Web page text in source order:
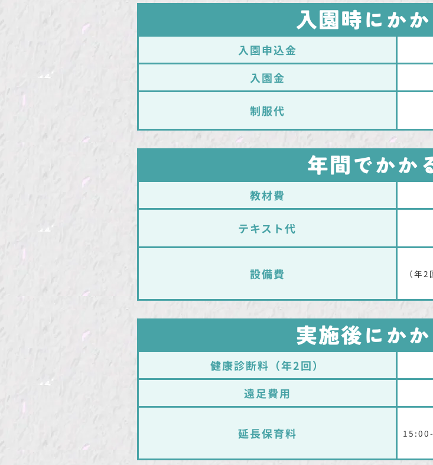
入園時にか
入園申込金
入園金
制服代
年間でかか
教材費
テキスト代
設備費
（年
実施後にか
健康診断料（年2回）
遠足費用
延長保育料